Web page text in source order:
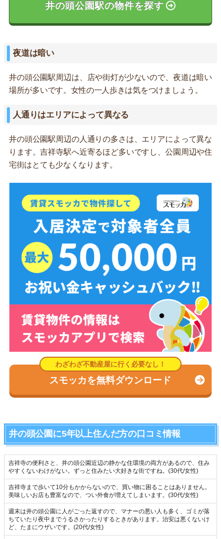
井の頭公園駅の物件を探す
夜道は暗い
井の頭公園駅周辺は、店や街灯が少ないので、夜道は暗い
場所が多いです。女性の一人歩きは気をつけましょう。
人通りはエリアによって異なる
井の頭公園駅周辺の人通りの多さは、エリアによって異な
ります。吉祥寺駅へ近寄るほど多いですし、公園周辺や住
宅街はとても少なくなります。
スモッカを無料ダウンロード
井の頭公園に5年以上住んだ方の口コミ情報
吉祥寺の便利さと、井の頭公園近辺の静かな住環境の両方があるので、住み
やすくないわけがない。ずっと住みたい大好きな街ですね。(30代/女性)
吉祥寺まで歩いて10分もかからないので、買い物に困ることはありません。
美味しいお店も豊富なので、つい外食が増えてしまいます。(30代/女性)
週末は井の頭公園に人がごった返すので、マナーの悪い人も多く、ゴミが落
ちていたり夜中までうるさかったりするときがあります。治安は悪くないけ
ど、たまにウザいです。(20代/女性)